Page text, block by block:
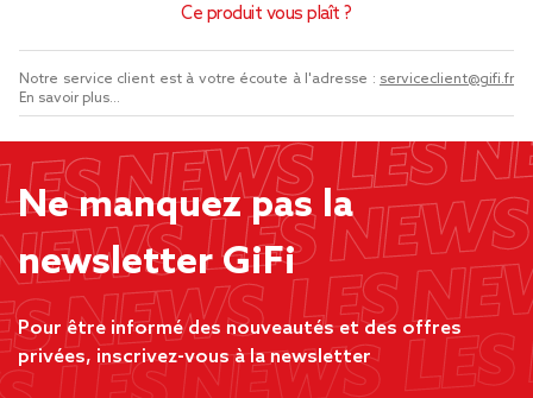
Ce produit vous plaît ?
Notre service client est à votre écoute à l'adresse : serviceclient@gifi.fr
En savoir plus...
Ne manquez pas la
newsletter GiFi
Pour être informé des nouveautés et des offres
privées, inscrivez-vous à la newsletter